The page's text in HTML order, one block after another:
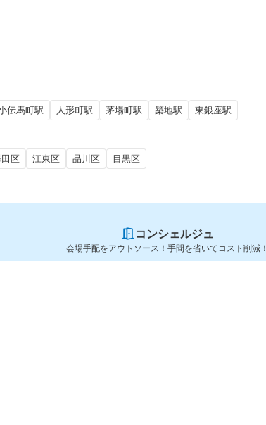
伝馬町駅 人形町駅 茅場町駅 築地駅 東銀座駅
区 江東区 品川区 目黒区
コンシェルジュ
会場手配をアウトソース！手間を省いてコスト削減！